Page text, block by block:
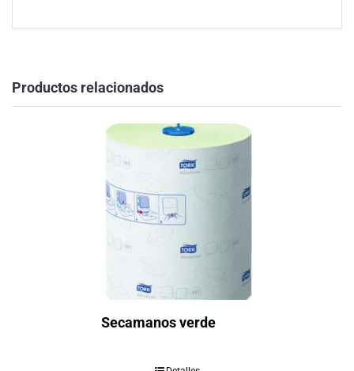
Productos relacionados
Secamanos verde